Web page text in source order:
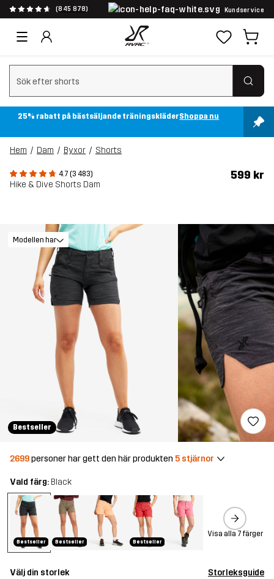
(845 878) Kundservice
Rensa sök
25% rabatt på bästsäljande träningskläderShoppa nu
Hem Dam Byxor Shorts
4.7 (3 483)
Hike & Dive Shorts Dam
599 kr
Bestseller
Modellen har
2699personer har gett den här produkten 5 stjärnor
Vald färg: Black
Bestseller Bestseller Bestseller
Visa alla 7 färger
Välj din storlek Storleksguide